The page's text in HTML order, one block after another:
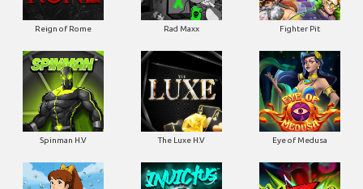
Reign of Rome Rad Maxx Fighter Pit
Spinman H.V The Luxe H.V Eye of Medusa